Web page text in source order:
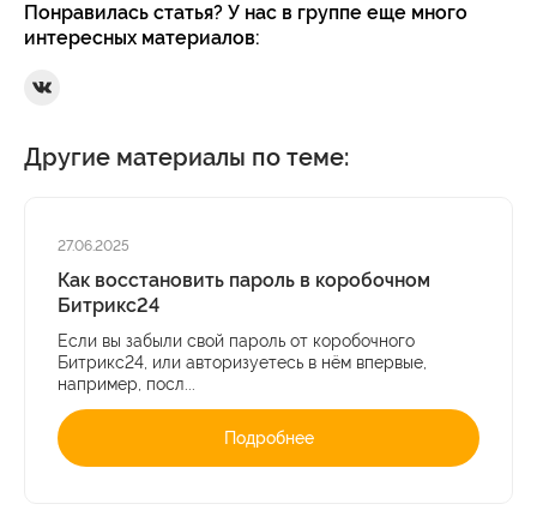
Понравилась статья? У нас в группе еще много
интересных материалов:
Ссылка на Вконтакте
Другие материалы по теме:
27.06.2025
Как восстановить пароль в коробочном
Битрикс24
Если вы забыли свой пароль от коробочного
Битрикс24, или авторизуетесь в нём впервые,
например, посл...
Подробнее